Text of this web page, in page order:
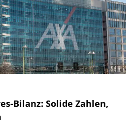
Bilanz: Solide Zahlen,